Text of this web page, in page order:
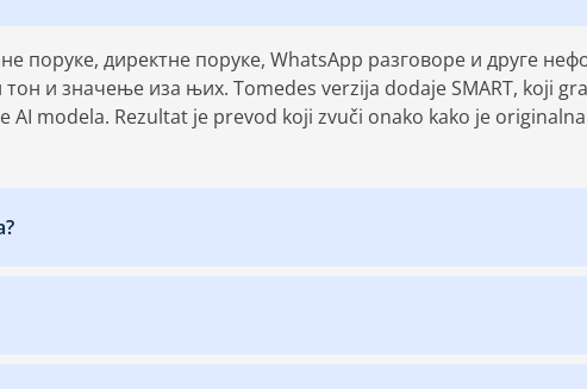
поруке, директне поруке, WhatsApp разговоре и друге
тон и значење иза њих. Tomedes verzija dodaje SMART, koji
AI modela. Rezultat je prevod koji zvuči onako kako je